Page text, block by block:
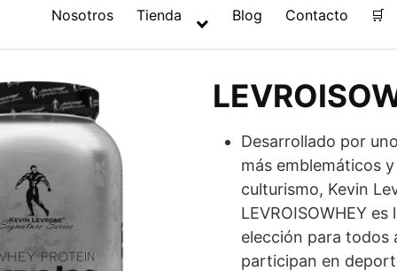
Nosotros Tienda Blog Contacto 🛒
Desarrollado por
más emblemáticos
culturismo, Kevin
LEVROISOWHEY es
elección para todos
participan en